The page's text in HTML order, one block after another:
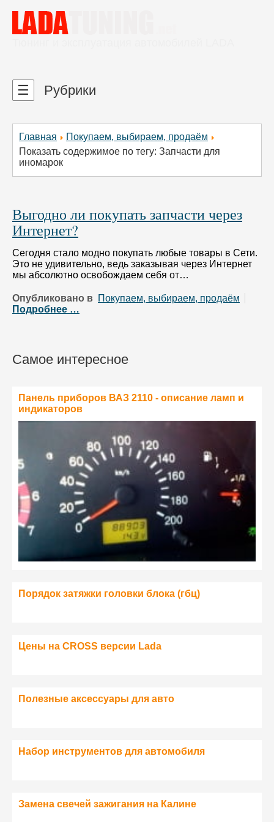
Главная
Покупаем, выбираем, продаём
Показать содержимое по тегу: Запчасти для
иномарок
Выгодно ли покупать запчасти через
Интернет?
Сегодня стало модно покупать любые товары в Сети.
Это не удивительно, ведь заказывая через Интернет
мы абсолютно освобождаем себя от…
Опубликовано в Покупаем, выбираем, продаём
Подробнее …
Самое интересное
Панель приборов ВАЗ 2110 - описание ламп и
индикаторов
Порядок затяжки головки блока (гбц)
Цены на CROSS версии Lada
Полезные аксессуары для авто
Набор инструментов для автомобиля
Замена свечей зажигания на Калине
☰ Рубрики